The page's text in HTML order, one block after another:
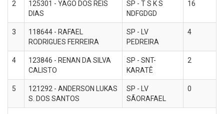
2
125301 - YAGO DOS REIS
DIAS
SP - T S K S
NDFGDGD
16
3
118644 - RAFAEL
RODRIGUES FERREIRA
SP - LV
PEDREIRA
4
4
123846 - RENAN DA SILVA
CALISTO
SP - SNT-
KARATÊ
2
5
121292 - ANDERSON LUKAS
S. DOS SANTOS
SP - LV
SÃORAFAEL
0